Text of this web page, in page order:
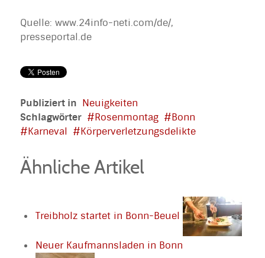
Quelle: www.24info-neti.com/de/,
presseportal.de
Publiziert in Neuigkeiten
Schlagwörter
Rosenmontag
Bonn
Karneval
Körperverletzungsdelikte
Ähnliche Artikel
Treibholz startet in Bonn-Beuel
Neuer Kaufmannsladen in Bonn